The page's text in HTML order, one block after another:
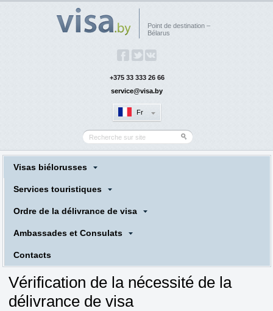
Point de destination –
Bélarus
+375 33 333 26 66
service@visa.by
Fr
Visas biélorusses
Services touristiques
Ordre de la délivrance de visa
Ambassades et Consulats
Сontacts
Vérification de la nécessité de la
délivrance de visa